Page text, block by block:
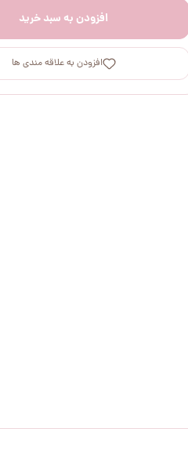
افزودن به سبد خرید
افزودن به علاقه مندی ها